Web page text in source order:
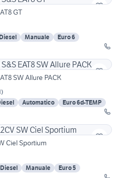
GT
Diesel Manuale
Euro 6
SW Allure PACK
)
Automatico
Euro 6d-TEMP
Ciel Sportium
Diesel Manuale
Euro 5